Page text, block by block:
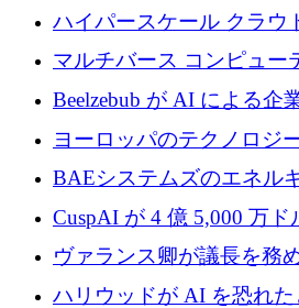
張するために 2,550 万ド
ハイパースケール クラウ
ン コンピューティングに
ビジョン
マルチバース コンピュー
ンドで最大 5 億 7,000 万
Beelzebub が AI による企
のために 300 万ユーロを
ヨーロッパのテクノロジ
上の取引に 10 億ユーロ以
BAEシステムズのエネル
子力タービンが1500万ポ
テルスから浮上
CuspAI が 4 億 5,000 万ド
Resist.UA が 5,000 万ユ
げ、DSIT が廃止される
ヴァランス卿が議長を務
スクフォースが発足
ハリウッドが AI を恐れた